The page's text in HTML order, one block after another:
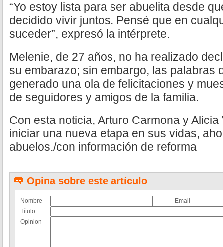
“Yo estoy lista para ser abuelita desde
decidido vivir juntos. Pensé que en
suceder”, expresó la intérprete.
Melenie, de 27 años, no ha realizado
su embarazo; sin embargo, las palabras
generado una ola de felicitaciones y
de seguidores y amigos de la familia.
Con esta noticia, Arturo Carmona y
iniciar una nueva etapa en sus vidas,
abuelos./con información de reforma
Opina sobre este artículo
Nombre
Email
Título
Opinion